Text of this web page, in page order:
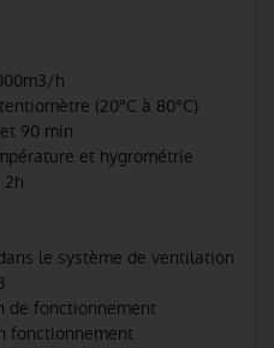
h
(20°C à 80°C)
90 min
et hygrométrie
le système de ventilation
de fonctionnement
fonctionnement